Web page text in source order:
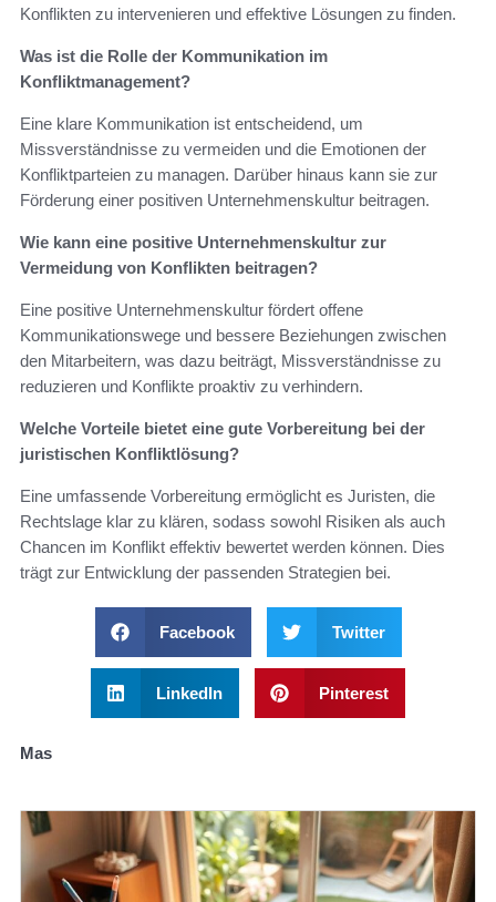
Konflikten zu intervenieren und effektive Lösungen zu finden.
Was ist die Rolle der Kommunikation im
Konfliktmanagement?
Eine klare Kommunikation ist entscheidend, um
Missverständnisse zu vermeiden und die Emotionen der
Konfliktparteien zu managen. Darüber hinaus kann sie zur
Förderung einer positiven Unternehmenskultur beitragen.
Wie kann eine positive Unternehmenskultur zur
Vermeidung von Konflikten beitragen?
Eine positive Unternehmenskultur fördert offene
Kommunikationswege und bessere Beziehungen zwischen
den Mitarbeitern, was dazu beiträgt, Missverständnisse zu
reduzieren und Konflikte proaktiv zu verhindern.
Welche Vorteile bietet eine gute Vorbereitung bei der
juristischen Konfliktlösung?
Eine umfassende Vorbereitung ermöglicht es Juristen, die
Rechtslage klar zu klären, sodass sowohl Risiken als auch
Chancen im Konflikt effektiv bewertet werden können. Dies
trägt zur Entwicklung der passenden Strategien bei.
Facebook Twitter
LinkedIn Pinterest
Mas